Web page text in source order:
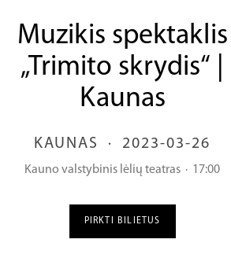
Muzikis spektaklis
„Trimito skrydis“ |
Kaunas
KAUNAS · 2023-03-26
Kauno valstybinis lėlių teatras · 17:00
PIRKTI BILIETUS